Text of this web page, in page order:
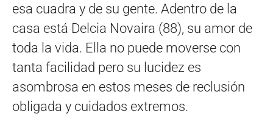
esa cuadra y de su gente. Adentro de la
casa está Delcia Novaira (88), su amor de
toda la vida. Ella no puede moverse con
tanta facilidad pero su lucidez es
asombrosa en estos meses de reclusión
obligada y cuidados extremos.